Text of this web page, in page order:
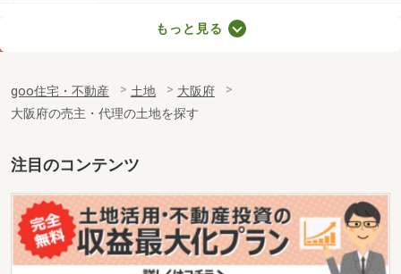
大阪府大阪市浪速区塩草３
用途地域
準工業
土地面積 151.16m²
大阪府枚方市星丘２
価 格
2,380万円
住 所
大阪府枚方市星丘２
用途地域 １種低層
土地面積 136.6m²
もっと見る
goo住宅・不動産 土地
大阪府
大阪府の売主・代理の土地を探す
注目のコンテンツ